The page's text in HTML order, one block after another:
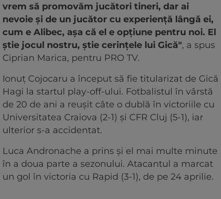
vrem să promovăm jucători tineri, dar ai
nevoie și de un jucător cu experiență lângă ei,
cum e Alibec, așa că el e opțiune pentru noi. El
știe jocul nostru, știe cerințele lui Gică", a spus
Ciprian Marica, pentru PRO TV.
Ionuț Cojocaru a început să fie titularizat de Gică
Hagi la startul play-off-ului. Fotbalistul în vârstă
de 20 de ani a reușit câte o dublă în victoriile cu
Universitatea Craiova (2-1) și CFR Cluj (5-1), iar
ulterior s-a accidentat.
Luca Andronache a prins și el mai multe minute
în a doua parte a sezonului. Atacantul a marcat
un gol în victoria cu Rapid (3-1), de pe 24 aprilie.